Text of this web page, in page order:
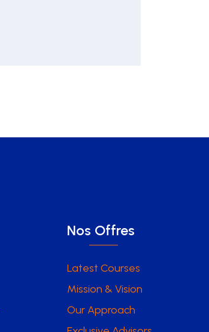
Nos Offres
Latest Courses
Mission & Vision
Our Approach